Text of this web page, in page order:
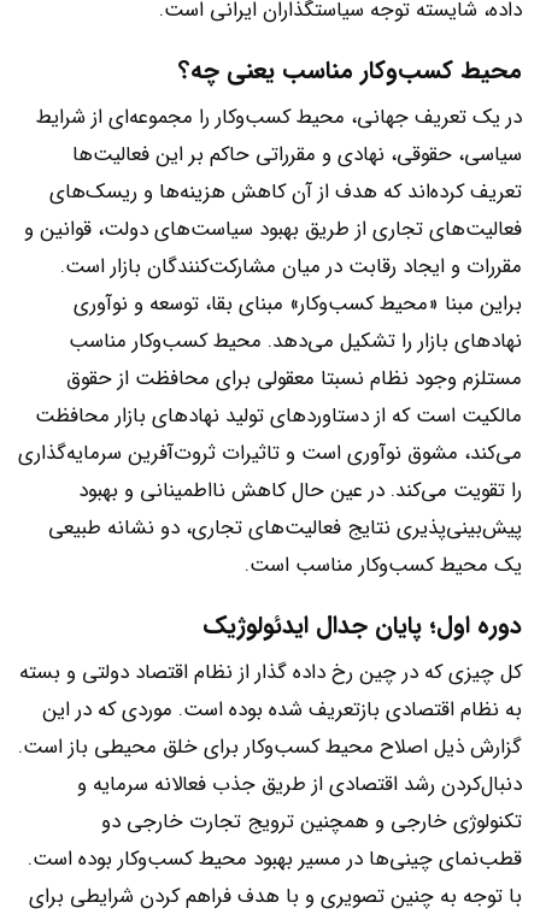
داده، شایسته توجه سیاستگذاران ایرانی است.
محیط کسب‌و‌کار مناسب یعنی چه؟
در یک تعریف جهانی، محیط کسب‌وکار را مجموعه‌ای از شرایط
سیاسی، حقوقی، نهادی و مقرراتی حاکم بر این فعالیت‌ها
تعریف کرده‌اند که هدف از آن کاهش هزینه‌ها و ریسک‌های
فعالیت‌های تجاری از طریق بهبود سیاست‌های دولت، قوانین و
مقررات و ایجاد رقابت در میان مشارکت‌کنندگان بازار است.
براین مبنا «محیط کسب‌وکار» مبنای بقا، توسعه و نوآوری
نهادهای بازار را تشکیل می‌دهد. محیط کسب‌وکار مناسب
مستلزم وجود نظام نسبتا معقولی برای محافظت از حقوق
مالکیت است که از دستاوردهای تولید نهادهای بازار محافظت
می‌کند، مشوق نوآوری است و تاثیرات ثروت‌آفرین سرمایه‌گذاری‌
را تقویت می‌کند. در عین حال کاهش نااطمینانی و بهبود
پیش‌بینی‌پذیری نتایج فعالیت‌های تجاری، دو نشانه طبیعی
یک محیط کسب‌وکار مناسب است.
دوره اول؛ پایان جدال ایدئولوژیک
کل چیزی که در چین رخ داده گذار از نظام اقتصاد دولتی و بسته
به نظام اقتصادی بازتعریف شده بوده است. موردی که در این
گزارش ذیل اصلاح محیط کسب‌وکار برای خلق محیطی باز است.
دنبال‌کردن رشد اقتصادی از طریق جذب فعالانه سرمایه و
تکنولوژی خارجی و همچنین ترویج تجارت خارجی دو
قطب‌نمای چینی‌ها در مسیر بهبود محیط کسب‌و‌کار بوده است.
با توجه به چنین تصویری و با هدف فراهم کردن شرایطی برای